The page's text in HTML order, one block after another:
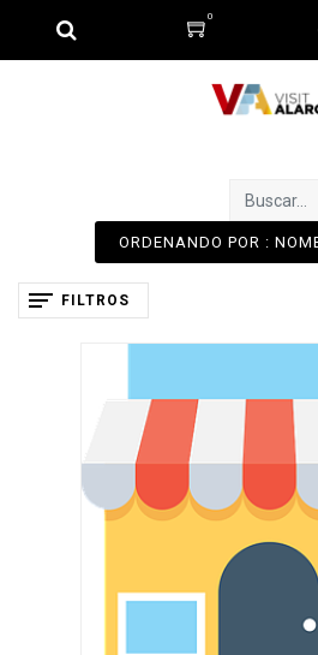
0
ORDENANDO POR :
FILTROS